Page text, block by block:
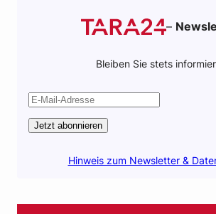
–
Bleiben Sie stets
Jetzt abonnieren
Hinweis zum Newsletter &